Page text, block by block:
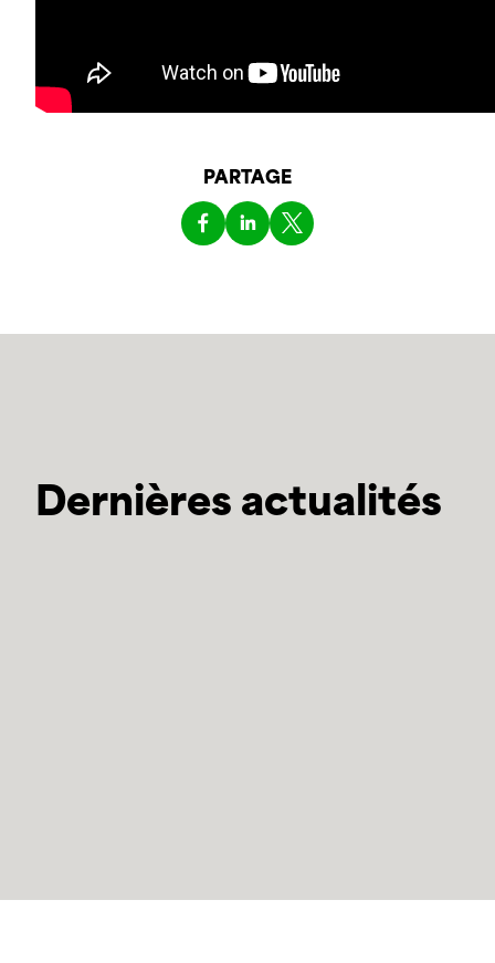
PARTAGE
Dernières actualités